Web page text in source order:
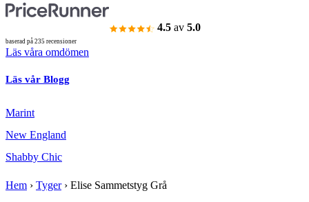
4.5 av 5.0
baserad på 235 recensioner
Läs våra omdömen
Läs vår Blogg
Marint
New England
Shabby Chic
Hem › Tyger› Elise Sammetstyg Grå